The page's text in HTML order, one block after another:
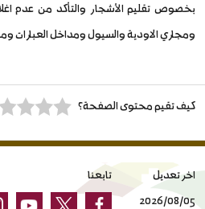
بخصوص تقليم الأشجار والتأكد من عدم
ومجاري الاودية والسيول ومداخل العبارات
كيف تقيم محتوى الصفحة؟
اخر تعديل
2026/08/05
تابعنا